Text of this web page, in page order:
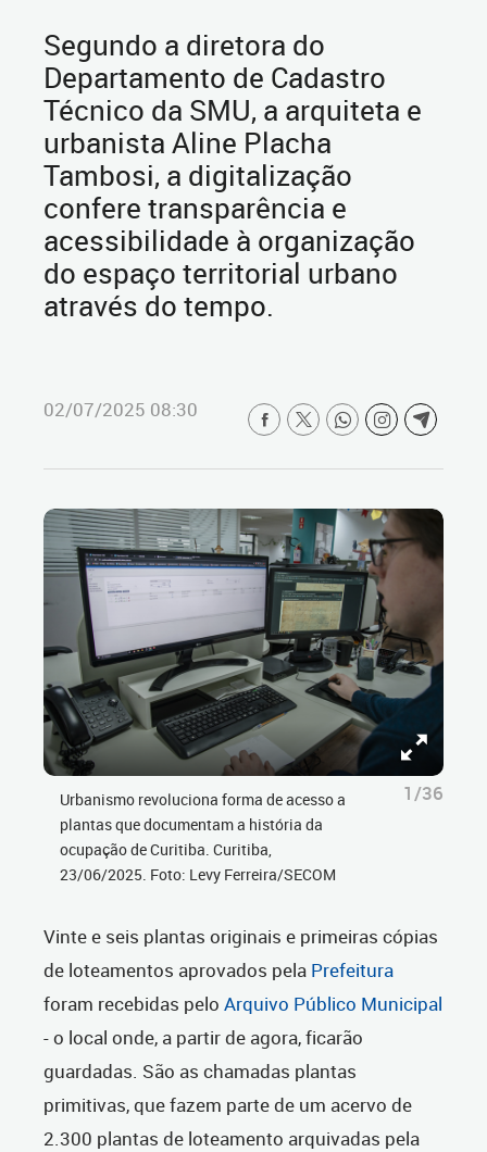
Segundo a diretora do
Departamento de Cadastro
Técnico da SMU, a arquiteta e
urbanista Aline Placha
Tambosi, a digitalização
confere transparência e
acessibilidade à organização
do espaço territorial urbano
através do tempo.
02/07/2025 08:30
Urbanismo revoluciona forma de acesso a
plantas que documentam a história da
ocupação de Curitiba. Curitiba,
23/06/2025. Foto: Levy Ferreira/SECOM
1/36
Vinte e seis plantas originais e primeiras cópias
de loteamentos aprovados pela Prefeitura
foram recebidas pelo Arquivo Público Municipal
- o local onde, a partir de agora, ficarão
guardadas. São as chamadas plantas
primitivas, que fazem parte de um acervo de
2.300 plantas de loteamento arquivadas pela